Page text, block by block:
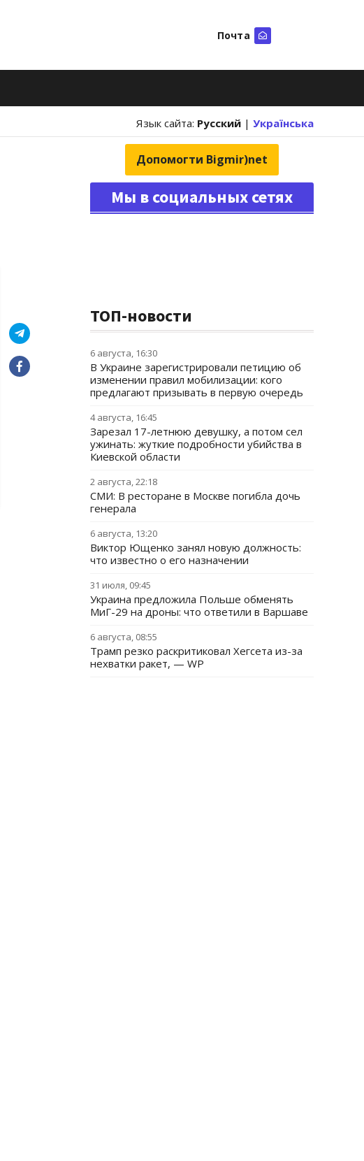
Почта
Язык сайта: Русский | Українська
Допомогти Bigmir)net
Мы в социальных сетях
ТОП-новости
6 августа, 16:30
В Украине зарегистрировали петицию об
изменении правил мобилизации: кого
предлагают призывать в первую очередь
4 августа, 16:45
Зарезал 17-летнюю девушку, а потом сел
ужинать: жуткие подробности убийства в
Киевской области
2 августа, 22:18
СМИ: В ресторане в Москве погибла дочь
генерала
6 августа, 13:20
Виктор Ющенко занял новую должность:
что известно о его назначении
31 июля, 09:45
Украина предложила Польше обменять
МиГ-29 на дроны: что ответили в Варшаве
6 августа, 08:55
Трамп резко раскритиковал Хегсета из-за
нехватки ракет, — WP